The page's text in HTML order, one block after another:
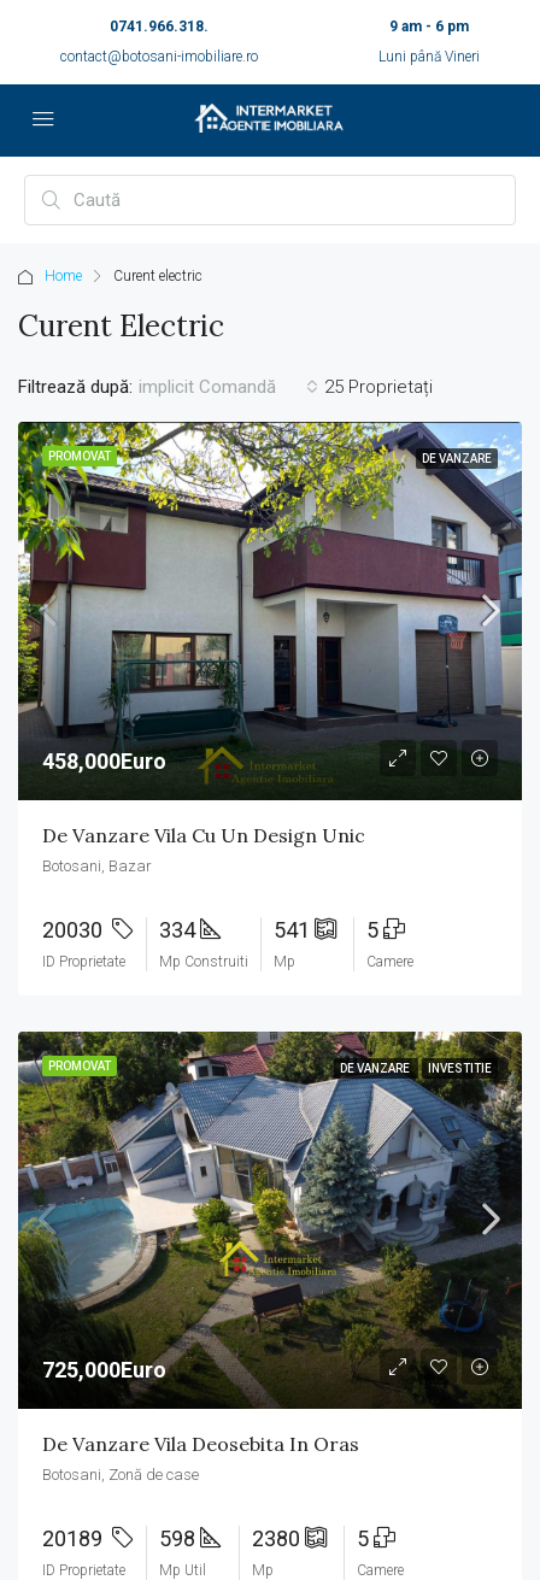
0741.966.318.
contact@botosani-imobiliare.ro
9 am - 6 pm
Luni până Vineri
Home Curent electric
Curent Electric
25 Proprietați
Filtrează după: implicit Comandă
PROMOVAT DE VANZARE
458,000Euro
De Vanzare Vila Cu Un Design Unic
Botosani, Bazar
20030
ID Proprietate
334
Mp Construiti
541
Mp
5
Camere
PROMOVAT DE VANZARE INVESTITIE
725,000Euro
De Vanzare Vila Deosebita In Oras
Botosani, Zonă de case
20189
ID Proprietate
598
Mp Util
2380
Mp
5
Camere